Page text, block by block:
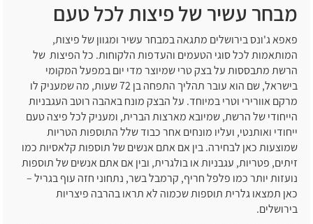
מבחר עשיר של פיצות לכל טעם
פאפא ג'ונס בירושלים מתגאה במבחר עשיר ומגוון של פיצות,
המותאמות לכל סוגי הטעמים והעדפות הלקוחות. כל הפיצות של
הרשת מתבססות על בצק טרי שמיוצר מדי יום במפעל המקומי
בישראל, שם הוא עובר תהליך התפחה בן 72 שעות, מה שמעניק לו
מרקם אוורירי וטרי במיוחד. על הבצק מונח באהבה רוטב העגבניות
הייחודי של הרשת, שמיובא מארצות הברית, ומעניק לכל פיצה טעם
ייחודי ואותנטי, ועליו מונחים אחר כבוד שלל התוספות הטריות
שמוצעות כאן לבחירה. בין אם אתם אנשים של תוספות קלאסיות כמו
זיתים, פטריות, עגבניות או בולגרית, ובין אם אתם אנשים של תוספות
נועזות יותר כמו פלפל חריף, קרמבל בשר, נתחוני חזה עוף בגריל –
כאן תמצאו גלרית תוספות שכמוה לא תראו בהרבה פיצריות
בירושלים.